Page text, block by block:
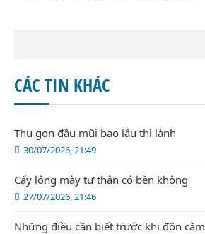
CÁC TIN KHÁC
30/07/2026, 21:49
Thu gọn đầu mũi bao lâu thì lành
27/07/2026, 21:46
Cấy lông mày tự thân có bền không
Những điều cần biết trước khi độn cằm